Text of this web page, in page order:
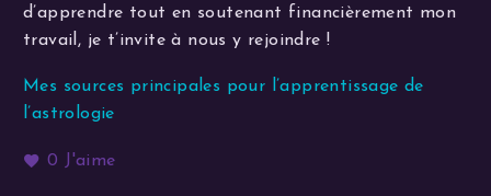
d’apprendre tout en soutenant financièrement mon
travail, je t’invite à nous y rejoindre !
Mes sources principales pour l’apprentissage de
l’astrologie
0 J'aime